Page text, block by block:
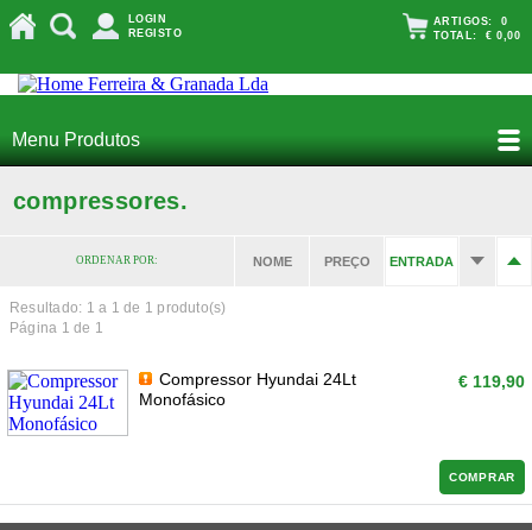
LOGIN
REGISTO
ARTIGOS: 0
TOTAL: € 0,00
Menu Produtos
compressores.
ORDENAR POR: NOME PREÇO ENTRADA
Resultado: 1 a 1 de 1 produto(s)
Página 1 de 1
Compressor Hyundai 24Lt
Monofásico
€ 119,90
COMPRAR